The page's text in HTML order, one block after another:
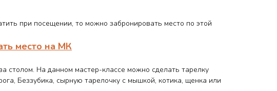
при посещении, то можно забронировать место по этой
место на МК
столом. На данном мастер-классе можно сделать тарелку
Беззубика, сырную тарелочку с мышкой, котика, щенка или